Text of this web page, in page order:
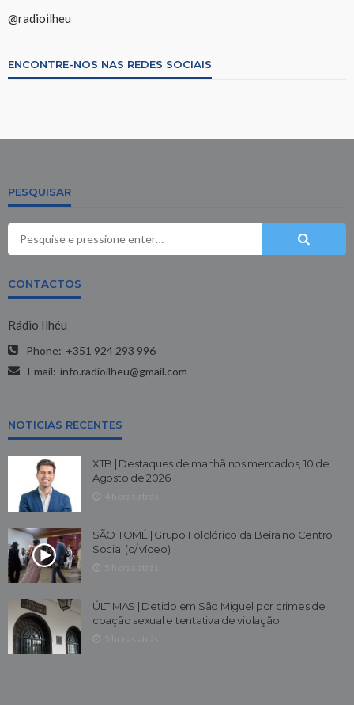
@radioilheu
ENCONTRE-NOS NAS REDES SOCIAIS
PESQUISAR
CONTACTOS
Rádio Ilhéu
Phone: +351 924 293 996
Email: info.radioilheu@gmail.com
NOTICIAS RECENTES
XTB | Destaques de manhã nos mercados, 10 de
Agosto de 2026
SÃO TOMÉ | Grupo Folclórico da Beira no Centro
Social (c/ vídeo)
ÚLTIMAS | Detido em São Miguel por crimes de
coação sexual e tentativa de violação